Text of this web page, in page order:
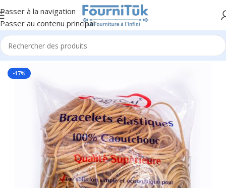
Passer à la navigation
Passer au contenu principal
Accueil/Fourniture de Bureau/Petite Fourniture
-17%